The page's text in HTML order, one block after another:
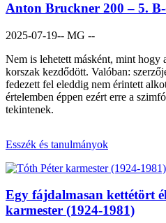
Anton Bruckner 200 – 5.
2025-07-19-- MG --
Nem is lehetett másként, mint
korszak kezdődött. Valóban:
fedezett fel eleddig nem érintett
értelemben éppen ezért erre a
tekintenek.
Esszék és tanulmányok
Egy fájdalmasan kettétört
karmester (1924-1981)